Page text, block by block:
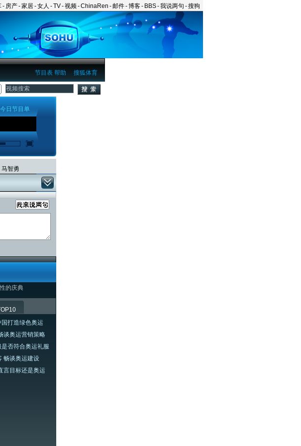
- 房产-家居-女人 -TV-视频-ChinaRen -邮件-博客- BBS-我说两句 -搜狗
搜狐体育
节目表 帮助
今日节目单
智勇
的庆典
打造绿色奥运
谈奥运营销策略
否符合奥运礼服
畅谈奥运建设
言目标还是奥运